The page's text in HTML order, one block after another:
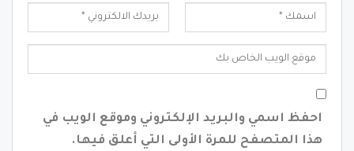
احفظ اسمي والبريد الإلكتروني وموقع الويب في
هذا المتصفح للمرة الأولى التي أعلق فيها.